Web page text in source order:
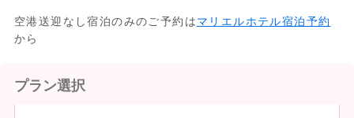
空港送迎なし宿泊のみのご予約はマリエルホテル宿泊予約
から
プラン選択